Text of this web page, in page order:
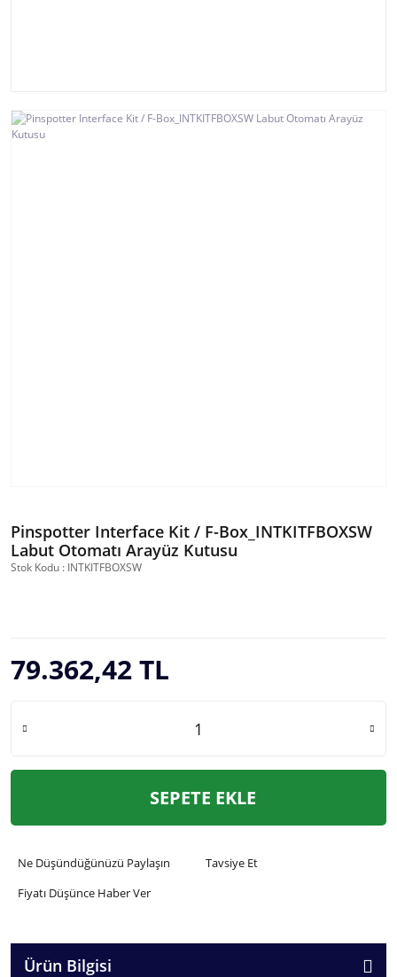
Pinspotter Interface Kit / F-Box_INTKITFBOXSW
Labut Otomatı Arayüz Kutusu
Stok Kodu : INTKITFBOXSW
79.362,42 TL
SEPETE EKLE
Ne Düşündüğünüzü Paylaşın
Tavsiye Et
Fiyatı Düşünce Haber Ver
Ürün Bilgisi